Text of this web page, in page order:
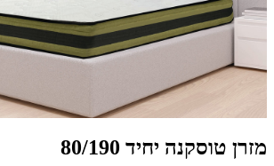
מזרן טוסקנה‎‎ יחיד 80/190